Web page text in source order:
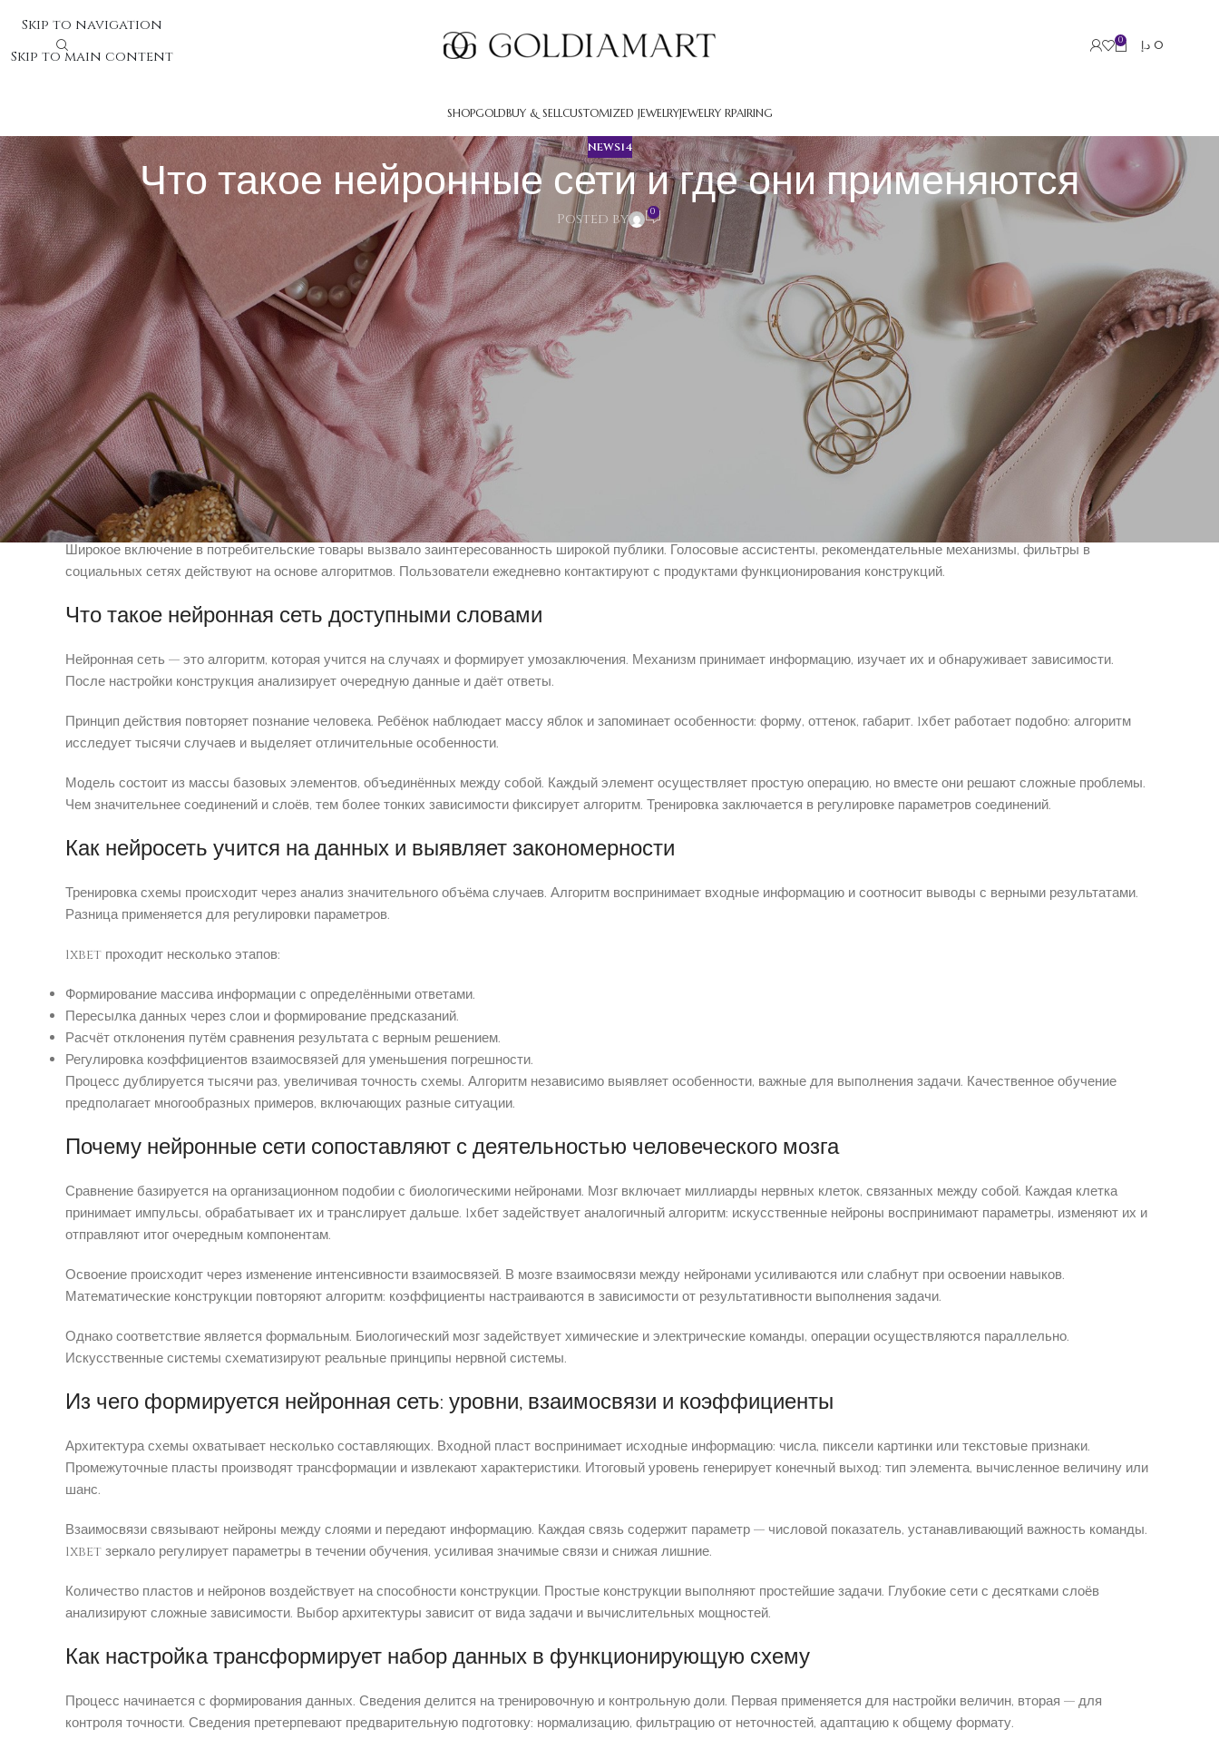
Skip to navigation
Skip to main content
0 0 د.إ
SHOPGOLDBUY & SELLCUSTOMIZED JEWELRYJEWELRY RPAIRING
NEWS14
Что такое нейронные сети и где они применяются
Posted by 0
Что такое нейронные сети и где они применяются
Нейронные сети представляют собой математические модели, способные перерабатывать данные и обнаруживать закономерности.
задействуются в
идентификации речи, анализе картинок, предсказании. Банки применяют технологию для анализа угроз, медицина — для постановки, производители автомобилей — для
систем автопилотирования. Алгоритмы обрабатывают огромные объёмы информации.
Почему о нейронных сетях ныне говорят почти везде
Технология стала открытой благодаря увеличению вычислительных мощностей и накоплению больших баз данных. Компании настраивают сложные модели на облачных
сервисах. Вычисления выполняются скорее и выгоднее, чем раньше.
1xbet осуществляют вопросы, которые продолжительное время полагались выполнимыми только человеку. Распознавание лиц, перевод текстов, генерация снимков стало
реальностью за недавние годы. Прорывы в архитектуре схем обеспечили высокую достоверность.
Широкое включение в потребительские товары вызвало заинтересованность широкой публики. Голосовые ассистенты, рекомендательные механизмы, фильтры в
социальных сетях действуют на основе алгоритмов. Пользователи ежедневно контактируют с продуктами функционирования конструкций.
Что такое нейронная сеть доступными словами
Нейронная сеть — это алгоритм, которая учится на случаях и формирует умозаключения. Механизм принимает информацию, изучает их и обнаруживает зависимости.
После настройки конструкция анализирует очередную данные и даёт ответы.
Принцип действия повторяет познание человека. Ребёнок наблюдает массу яблок и запоминает особенности: форму, оттенок, габарит. 1хбет работает подобно: алгоритм
исследует тысячи случаев и выделяет отличительные особенности.
Модель состоит из массы базовых элементов, объединённых между собой. Каждый элемент осуществляет простую операцию, но вместе они решают сложные проблемы.
Чем значительнее соединений и слоёв, тем более тонких зависимости фиксирует алгоритм. Тренировка заключается в регулировке параметров соединений.
Как нейросеть учится на данных и выявляет закономерности
Тренировка схемы происходит через анализ значительного объёма случаев. Алгоритм воспринимает входные информацию и соотносит выводы с верными результатами.
Разница применяется для регулировки параметров.
1xbet проходит несколько этапов:
Формирование массива информации с определёнными ответами.
Пересылка данных через слои и формирование предсказаний.
Расчёт отклонения путём сравнения результата с верным решением.
Регулировка коэффициентов взаимосвязей для уменьшения погрешности.
Процесс дублируется тысячи раз, увеличивая точность схемы. Алгоритм независимо выявляет особенности, важные для выполнения задачи. Качественное обучение
предполагает многообразных примеров, включающих разные ситуации.
Почему нейронные сети сопоставляют с деятельностью человеческого мозга
Сравнение базируется на организационном подобии с биологическими нейронами. Мозг включает миллиарды нервных клеток, связанных между собой. Каждая клетка
принимает импульсы, обрабатывает их и транслирует дальше. 1хбет задействует аналогичный алгоритм: искусственные нейроны воспринимают параметры, изменяют их и
отправляют итог очередным компонентам.
Освоение происходит через изменение интенсивности взаимосвязей. В мозге взаимосвязи между нейронами усиливаются или слабнут при освоении навыков.
Математические конструкции повторяют алгоритм: коэффициенты настраиваются в зависимости от результативности выполнения задачи.
Однако соответствие является формальным. Биологический мозг задействует химические и электрические команды, операции осуществляются параллельно.
Искусственные системы схематизируют реальные принципы нервной системы.
Из чего формируется нейронная сеть: уровни, взаимосвязи и коэффициенты
Архитектура схемы охватывает несколько составляющих. Входной пласт воспринимает исходные информацию: числа, пиксели картинки или текстовые признаки.
Промежуточные пласты производят трансформации и извлекают характеристики. Итоговый уровень генерирует конечный выход: тип элемента, вычисленное величину или
шанс.
Взаимосвязи связывают нейроны между слоями и передают информацию. Каждая связь содержит параметр — числовой показатель, устанавливающий важность команды.
1xbet зеркало регулирует параметры в течении обучения, усиливая значимые связи и снижая лишние.
Количество пластов и нейронов воздействует на способности конструкции. Простые конструкции выполняют простейшие задачи. Глубокие сети с десятками слоёв
анализируют сложные зависимости. Выбор архитектуры зависит от вида задачи и вычислительных мощностей.
Как настройка трансформирует набор данных в функционирующую схему
Процесс начинается с формирования данных. Сведения делится на тренировочную и контрольную доли. Первая применяется для настройки величин, вторая — для
контроля точности. Сведения претерпевают предварительную подготовку: нормализацию, фильтрацию от неточностей, адаптацию к общему формату.